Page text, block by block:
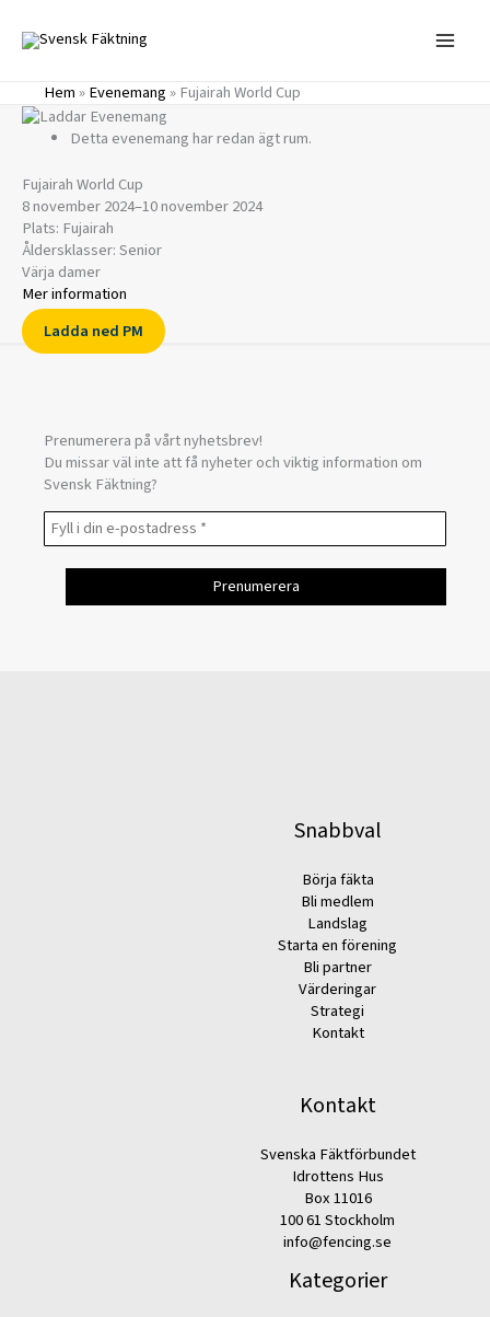
innehåll
Hem»Evenemang»Fujairah World Cup
Detta evenemang har redan ägt rum.
Fujairah World Cup
8 november 2024–10 november 2024
Plats: Fujairah
Åldersklasser: Senior
Värja damer
Mer information
Ladda ned PM
Prenumerera på vårt nyhetsbrev!
Du missar väl inte att få nyheter och viktig information om
Svensk Fäktning?
Snabbval
Börja fäkta
Bli medlem
Landslag
Starta en förening
Bli partner
Värderingar
Strategi
Kontakt
Kontakt
Svenska Fäktförbundet
Idrottens Hus
Box 11016
100 61 Stockholm
info@fencing.se
Kategorier